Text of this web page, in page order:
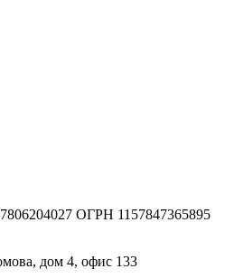
ОГРН 1157847365895
дом 4, офис 133